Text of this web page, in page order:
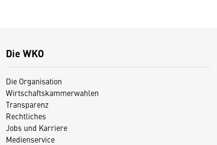
Die WKO
Die Organisation
Wirtschaftskammerwahlen
Transparenz
Rechtliches
Jobs und Karriere
Medienservice